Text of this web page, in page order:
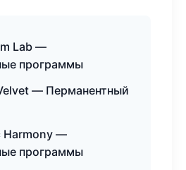
Lab —
программы
— Перманентный
Harmony —
программы